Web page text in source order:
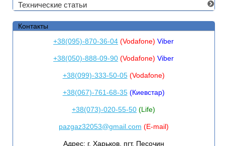
Технические статьи
Контакты
+38(095)-870-36-04 (Vodafone)Viber
+38(050)-888-09-90 (Vodafone)Viber
+38(099)-333-50-05(Vodafone)
+38(067)-761-68-35(Киевстар)
+38(073)-020-55-50 (Life)
pazgaz32053@gmail.com (E-mail)
Адрес: г. Харьков, пгт. Песочин